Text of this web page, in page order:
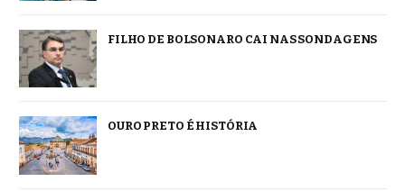
FILHO DE BOLSONARO CAI NAS SONDAGENS
OURO PRETO É HISTÓRIA